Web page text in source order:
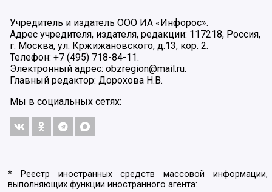
Учредитель и издатель ООО ИА «Инфорос».
Адрес учредителя, издателя, редакции: 117218, Россия,
г. Москва, ул. Кржижановского, д.13, кор. 2.
Телефон: +7 (495) 718-84-11.
Электронный адрес: obzregion@mail.ru.
Главный редактор: Дорохова Н.В.
Мы в социальных сетях:
* Реестр иностранных средств массовой информации,
выполняющих функции иностранного агента: